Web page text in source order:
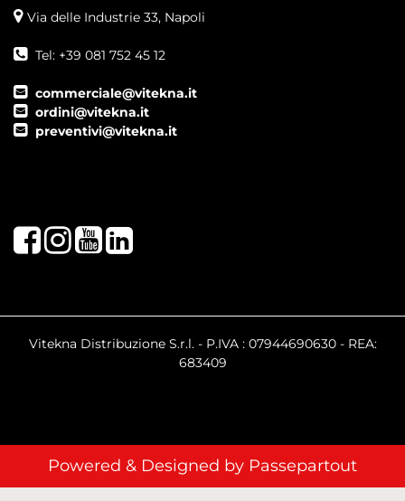
Via delle Industrie 33, Napoli
Tel: +39 081 752 45 12
commerciale@vitekna.it
ordini@vitekna.it
preventivi@vitekna.it
FacebookInstagram
YoutubeLinkedIn
Vitekna Distribuzione S.r.l. - P.IVA : 07944690630 - REA:
683409
Powered & Designed by Passepartout